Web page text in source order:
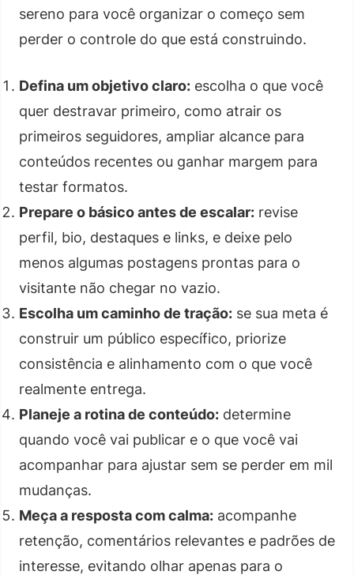
sereno para você organizar o começo sem
perder o controle do que está construindo.
Defina um objetivo claro: escolha o que você
quer destravar primeiro, como atrair os
primeiros seguidores, ampliar alcance para
conteúdos recentes ou ganhar margem para
testar formatos.
Prepare o básico antes de escalar: revise
perfil, bio, destaques e links, e deixe pelo
menos algumas postagens prontas para o
visitante não chegar no vazio.
Escolha um caminho de tração: se sua meta é
construir um público específico, priorize
consistência e alinhamento com o que você
realmente entrega.
Planeje a rotina de conteúdo: determine
quando você vai publicar e o que você vai
acompanhar para ajustar sem se perder em mil
mudanças.
Meça a resposta com calma: acompanhe
retenção, comentários relevantes e padrões de
interesse, evitando olhar apenas para o